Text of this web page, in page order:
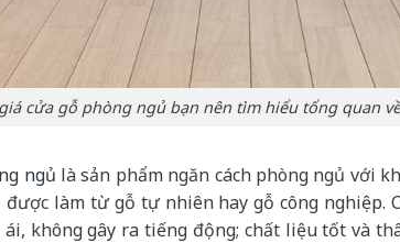
cửa gỗ phòng ngủ bạn nên tìm hiểu tổng quan
ngủ là sản phẩm ngăn cách phòng ngủ với
làm từ gỗ tự nhiên hay gỗ công nghiệp.
không gây ra tiếng động; chất liệu tốt và